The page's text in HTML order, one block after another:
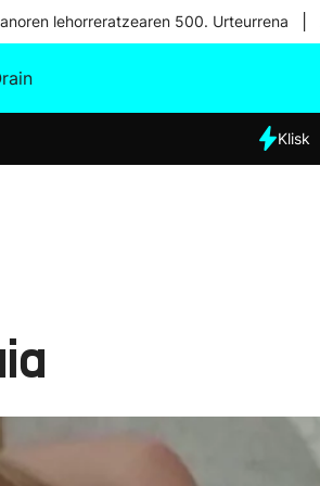
lehorreratzearen 500. Urteurrena
Eguraldia
Klisk